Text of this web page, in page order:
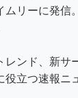
ムリーに発信
レンド、新サ
役立つ速報ニ